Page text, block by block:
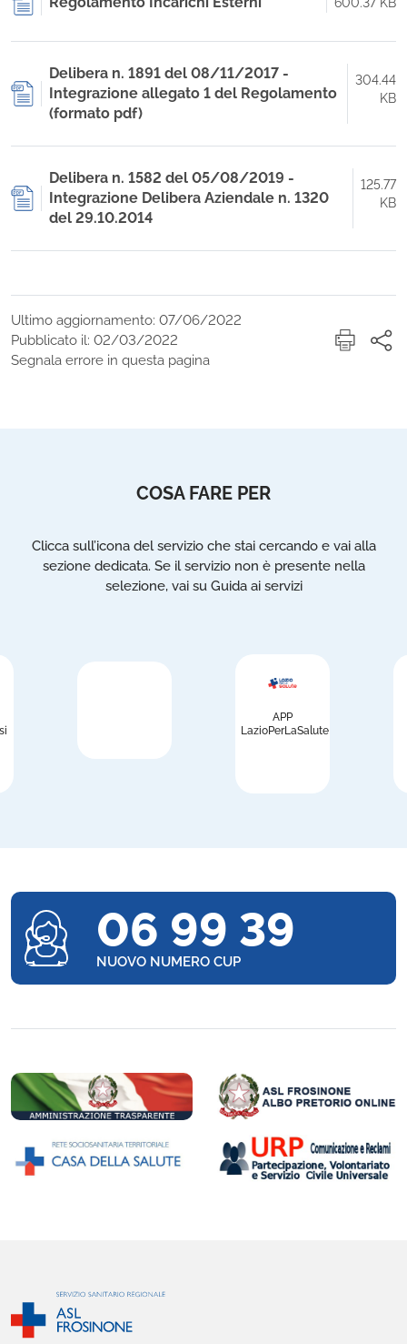
600.37 KB
Delibera n. 1891 del 08/11/2017 -
Integrazione allegato 1 del Regolamento
(formato pdf)
304.44
KB
Delibera n. 1582 del 05/08/2019 -
Integrazione Delibera Aziendale n. 1320
del 29.10.2014
125.77
KB
Ultimo aggiornamento: 07/06/2022
Pubblicato il: 02/03/2022
Segnala errore in questa pagina
COSA FARE PER
Clicca sull’icona del servizio che stai cercando e vai alla
sezione dedicata. Se il servizio non è presente nella
selezione, vai su Guida ai servizi
APP
LazioPerLaSalute
06 99 39
NUOVO NUMERO CUP